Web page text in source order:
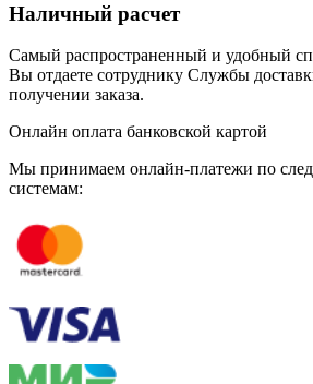
Наличный расчет
Самый распространенный и удобный
Вы отдаете сотруднику Службы
получении заказа.
Онлайн оплата банковской картой
Мы принимаем онлайн-платежи по
системам: